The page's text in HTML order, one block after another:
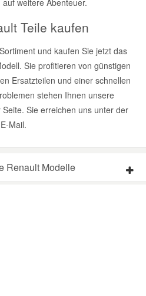
Teile kaufen
und kaufen Sie jetzt das
Sie profitieren von günstigen
Ersatzteilen und einer schnellen
stehen Ihnen unsere
Sie erreichen uns unter der
Mail.
Renault Modelle